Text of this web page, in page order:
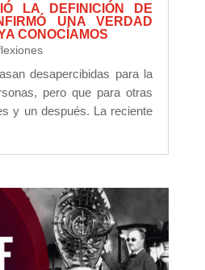
LA DEFINICIÓN DE
UNA VERDAD
CONOCÍAMOS
desapercibidas para la
pero que para otras
y un después. La reciente